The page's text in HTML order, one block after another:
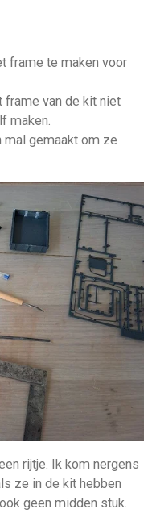
frame te maken voor
frame van de kit niet
maken.
mal gemaakt om ze
rijtje. Ik kom nergens
ze in de kit hebben
geen midden stuk.